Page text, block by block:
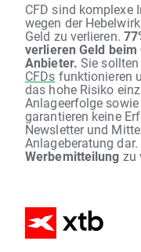
CFD sind komplexe
wegen der
Geld zu verlieren.
verlieren Geld beim
Anbieter. Sie
CFDs funktionieren
das hohe Risiko
Anlageerfolge
garantieren keine
Newsletter und
Anlageberatung
Werbemitteilung zu